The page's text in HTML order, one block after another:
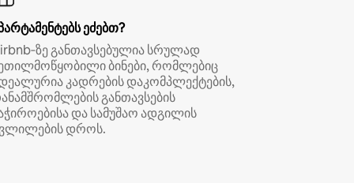
ეძებთ?
განთავსებულია სრულად
ბინები, რომლებიც
კადრების დაკომპლექტების,
განთავსების
და სამუშაო ადგილის
დროს.